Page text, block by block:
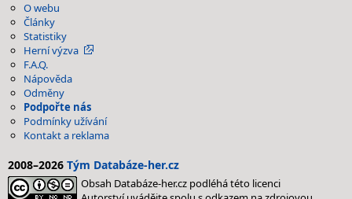
O webu
Články
Statistiky
Herní výzva
F.A.Q.
Nápověda
Odměny
Podpořte nás
Podmínky užívání
Kontakt a reklama
2008–2026 Tým Databáze-her.cz
Obsah Databáze-her.cz podléhá této licenci